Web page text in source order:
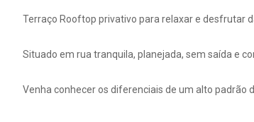
Terraço Rooftop privativo para relaxar e desfrutar
Situado em rua tranquila, planejada, sem saída e
Venha conhecer os diferenciais de um alto padrão